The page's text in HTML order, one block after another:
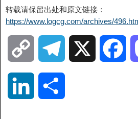
转载请保留出处和原文链接：
https://www.logcg.com/archives/
o